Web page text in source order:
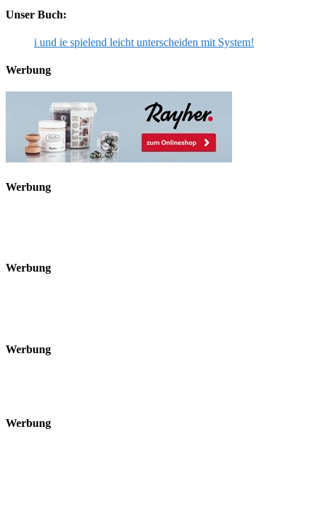
Unser Buch:
i und ie spielend leicht unterscheiden mit System!
Werbung
Werbung
Werbung
Werbung
Werbung